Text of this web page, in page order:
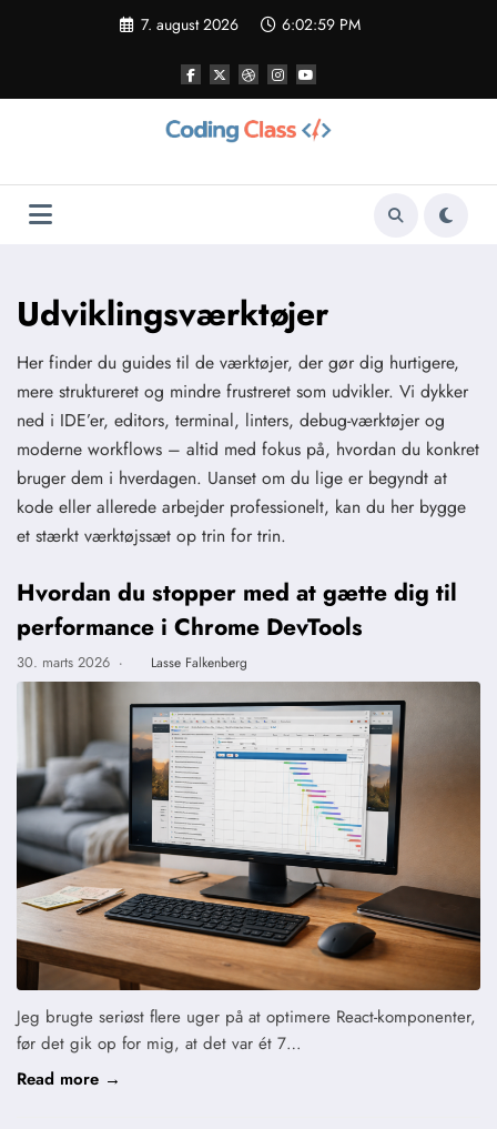
7. august 2026 6:03:00 PM
Udviklingsværktøjer
Her finder du guides til de værktøjer, der gør dig hurtigere,
mere struktureret og mindre frustreret som udvikler. Vi dykker
ned i IDE’er, editors, terminal, linters, debug-værktøjer og
moderne workflows – altid med fokus på, hvordan du konkret
bruger dem i hverdagen. Uanset om du lige er begyndt at
kode eller allerede arbejder professionelt, kan du her bygge
et stærkt værktøjssæt op trin for trin.
Hvordan du stopper med at gætte dig til
performance i Chrome DevTools
30. marts 2026 · Lasse Falkenberg
Jeg brugte seriøst flere uger på at optimere React-komponenter,
før det gik op for mig, at det var ét 7…
Read more →